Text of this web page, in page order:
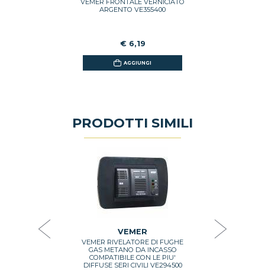
VEMER FRONTALE VERNICIATO
ARGENTO VE355400
€ 6,19
AGGIUNGI
PRODOTTI SIMILI
VEMER
VEMER RIVELATORE DI FUGHE
GAS METANO DA INCASSO
COMPATIBILE CON LE PIU'
DIFFUSE SERI CIVILI VE294500